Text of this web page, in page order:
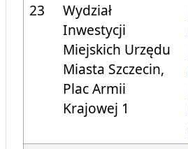
23
Wydział
Inwestycji
Miejskich Urzędu
Miasta Szczecin,
Plac Armii
Krajowej 1